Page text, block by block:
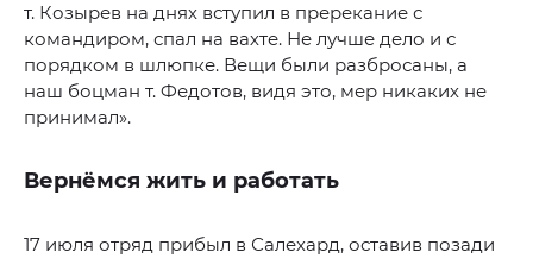
т. Козырев на днях вступил в пререкание с
командиром, спал на вахте. Не лучше дело и с
порядком в шлюпке. Вещи были разбросаны, а
наш боцман т. Федотов, видя это, мер никаких не
принимал».
Вернёмся жить и работать
17 июля отряд прибыл в Салехард, оставив позади